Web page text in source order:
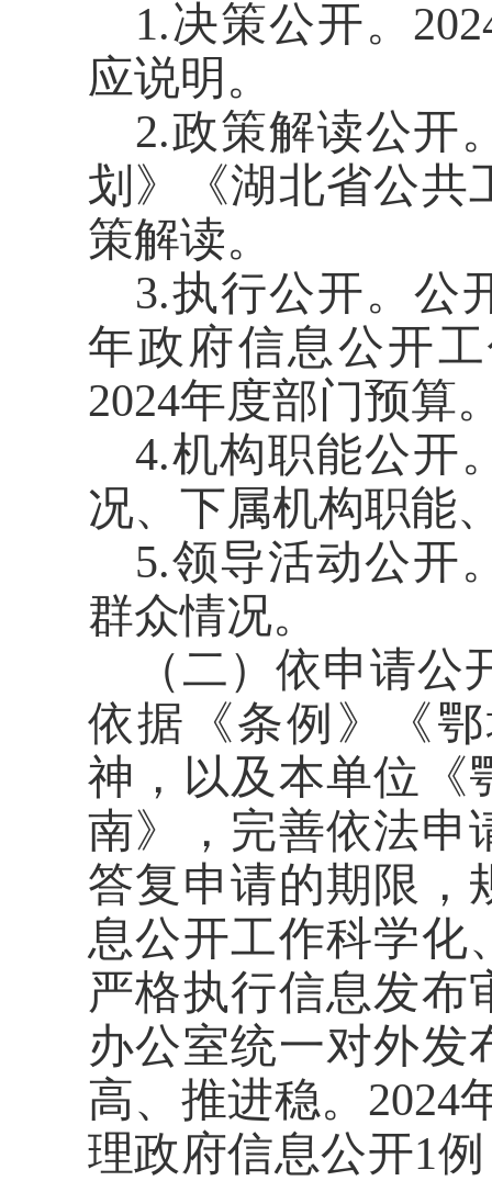
1.决策公开。
应说明。
2.政策解读公开
划》《湖北省公共
策解读。
3.执行公开。公
年政府信息公开
2024年度部门预算
4.机构职能公开
况、下属机构职能
5.领导活动公开
群众情况。
（二）依申请公
依据《条例》《
神，以及本单位《
南》，完善依法申
答复申请的期限，
息公开工作科学化
严格执行信息发布
办公室统一对外发
高、推进稳。 2024
理政府信息公开1